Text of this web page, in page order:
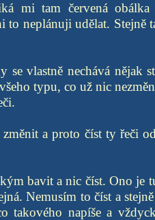
mi tam červená
neplánuji udělat. Stejně
vlastně nechává nějak
typu, co už nic
a proto číst ty řeči
bavit a nic číst. Ono je
Nemusím to číst a
takového napíše a